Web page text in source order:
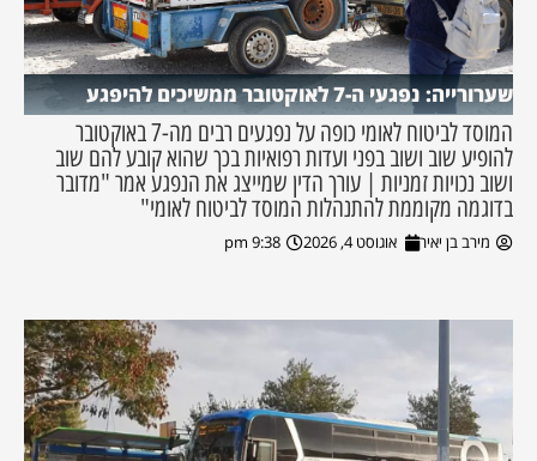
שערורייה: נפגעי ה-7 לאוקטובר ממשיכים להיפגע
המוסד לביטוח לאומי כופה על נפגעים רבים מה-7 באוקטובר
להופיע שוב ושוב בפני ועדות רפואיות בכך שהוא קובע להם שוב
ושוב נכויות זמניות | עורך הדין שמייצג את הנפגע אמר "מדובר
בדוגמה מקוממת להתנהלות המוסד לביטוח לאומי"
מירב בן יאיר אוגוסט 4, 2026 9:38 pm